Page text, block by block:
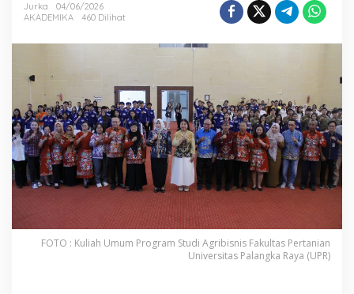
Jurka
04/06/2026
AKADEMIKA
460 Dilihat
FOTO : Kuliah Umum Program Studi Agribisnis Fakultas Pertanian
Universitas Palangka Raya (UPR)